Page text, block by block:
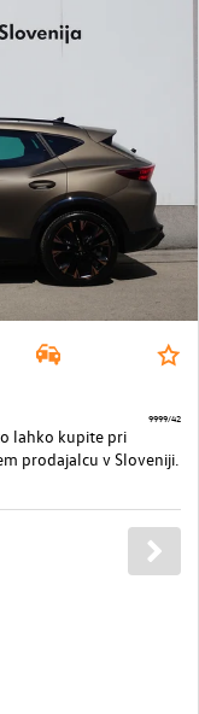
lahko kupite pri
prodajalcu v Sloveniji.
9999/42